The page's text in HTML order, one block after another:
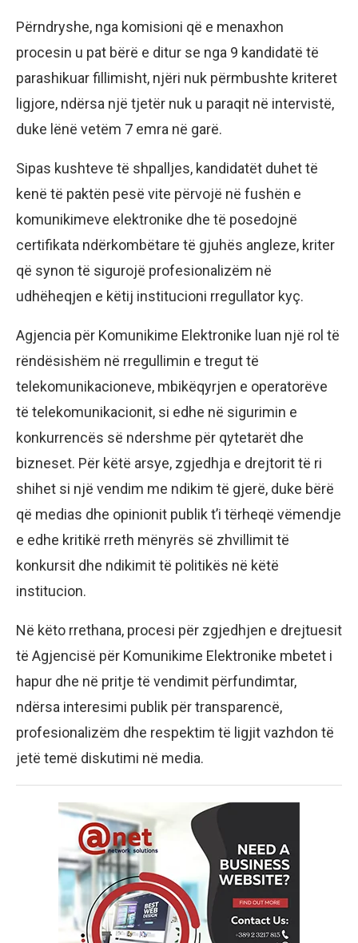
Përndryshe, nga komisioni që e menaxhon
procesin u pat bërë e ditur se nga 9 kandidatë të
parashikuar fillimisht, njëri nuk përmbushte kriteret
ligjore, ndërsa një tjetër nuk u paraqit në intervistë,
duke lënë vetëm 7 emra në garë.
Sipas kushteve të shpalljes, kandidatët duhet të
kenë të paktën pesë vite përvojë në fushën e
komunikimeve elektronike dhe të posedojnë
certifikata ndërkombëtare të gjuhës angleze, kriter
që synon të sigurojë profesionalizëm në
udhëheqjen e këtij institucioni rregullator kyç.
Agjencia për Komunikime Elektronike luan një rol të
rëndësishëm në rregullimin e tregut të
telekomunikacioneve, mbikëqyrjen e operatorëve
të telekomunikacionit, si edhe në sigurimin e
konkurrencës së ndershme për qytetarët dhe
bizneset. Për këtë arsye, zgjedhja e drejtorit të ri
shihet si një vendim me ndikim të gjerë, duke bërë
që medias dhe opinionit publik t’i tërheqë vëmendje
e edhe kritikë rreth mënyrës së zhvillimit të
konkursit dhe ndikimit të politikës në këtë
institucion.
Në këto rrethana, procesi për zgjedhjen e drejtuesit
të Agjencisë për Komunikime Elektronike mbetet i
hapur dhe në pritje të vendimit përfundimtar,
ndërsa interesimi publik për transparencë,
profesionalizëm dhe respektim të ligjit vazhdon të
jetë temë diskutimi në media.